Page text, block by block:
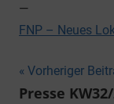
—
FNP – Neues
Vorheriger
Presse